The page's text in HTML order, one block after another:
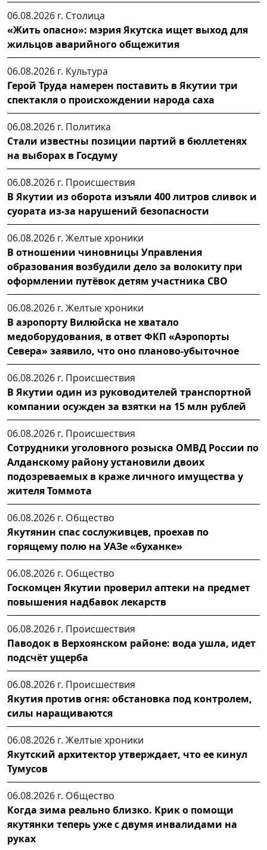
06.08.2026 г. Столица
«Жить опасно»: мэрия Якутска ищет выход для
жильцов аварийного общежития
06.08.2026 г. Культура
Герой Труда намерен поставить в Якутии три
спектакля о происхождении народа саха
06.08.2026 г. Политика
Стали известны позиции партий в бюллетенях
на выборах в Госдуму
06.08.2026 г. Происшествия
В Якутии из оборота изъяли 400 литров сливок и
суората из-за нарушений безопасности
06.08.2026 г. Желтые хроники
В отношении чиновницы Управления
образования возбудили дело за волокиту при
оформлении путёвок детям участника СВО
06.08.2026 г. Желтые хроники
В аэропорту Вилюйска не хватало
медоборудования, в ответ ФКП «Аэропорты
Севера» заявило, что оно планово-убыточное
06.08.2026 г. Происшествия
В Якутии один из руководителей транспортной
компании осужден за взятки на 15 млн рублей
06.08.2026 г. Происшествия
Сотрудники уголовного розыска ОМВД России по
Алданскому району установили двоих
подозреваемых в краже личного имущества у
жителя Томмота
06.08.2026 г. Общество
Якутянин спас сослуживцев, проехав по
горящему полю на УАЗе «буханке»
06.08.2026 г. Общество
Госкомцен Якутии проверил аптеки на предмет
повышения надбавок лекарств
06.08.2026 г. Происшествия
Паводок в Верхоянском районе: вода ушла, идет
подсчёт ущерба
06.08.2026 г. Происшествия
Якутия против огня: обстановка под контролем,
силы наращиваются
06.08.2026 г. Желтые хроники
Якутский архитектор утверждает, что ее кинул
Тумусов
06.08.2026 г. Общество
Когда зима реально близко. Крик о помощи
якутянки теперь уже с двумя инвалидами на
руках